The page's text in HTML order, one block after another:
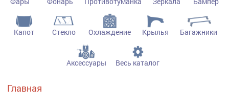
Капот Стекло Охлаждение Крылья Багажники
Аксессуары Весь каталог
Вы здесь
Главная